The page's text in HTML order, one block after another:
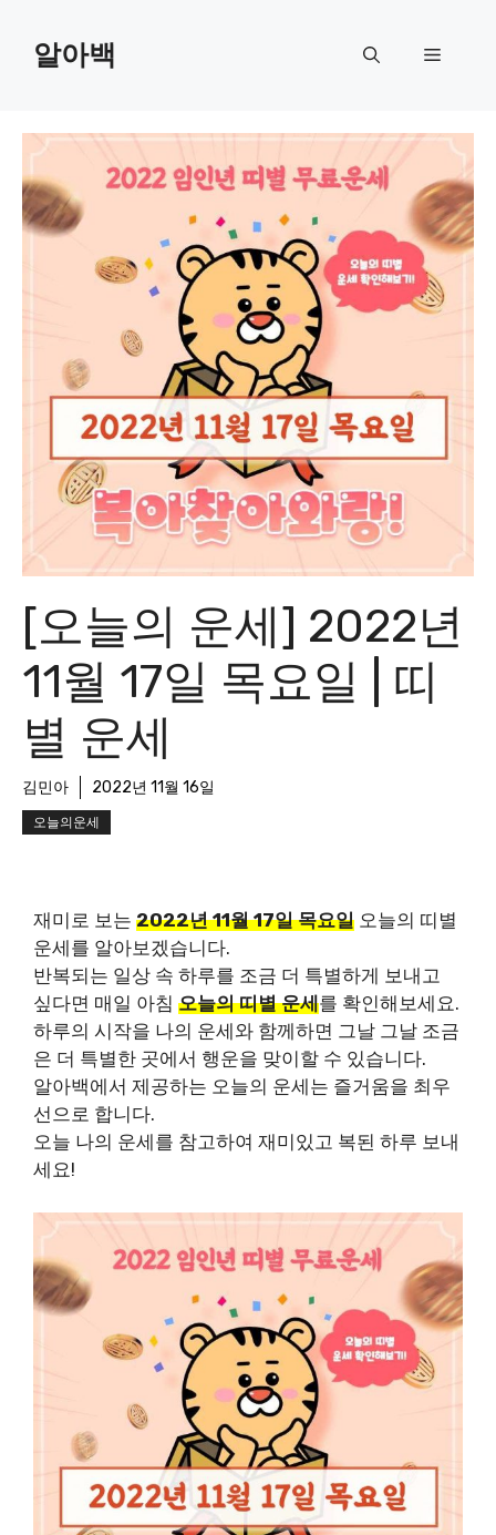
content알아백 Menu
[오늘의 운세] 2022년
11월 17일 목요일 | 띠
별 운세
김민아 2022년 11월 16일
오늘의운세
재미로 보는 2022년 11월 17일 목요일 오늘의 띠별
운세를 알아보겠습니다.
반복되는 일상 속 하루를 조금 더 특별하게 보내고
싶다면 매일 아침 오늘의 띠별 운세를 확인해보세요.
하루의 시작을 나의 운세와 함께하면 그날 그날 조금
은 더 특별한 곳에서 행운을 맞이할 수 있습니다.
알아백에서 제공하는 오늘의 운세는 즐거움을 최우
선으로 합니다.
오늘 나의 운세를 참고하여 재미있고 복된 하루 보내
세요!